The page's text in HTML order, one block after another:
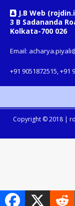
J.B Web
3 B Sadananda
Kolkata-700 026
Email:
+91 9051872515, +91
Copyright © 2018 |